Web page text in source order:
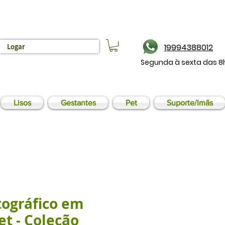
Logar 19994388012
Segunda à sexta das
Lisos Gestantes Pet Suporte/Imãs
em
- Coleção